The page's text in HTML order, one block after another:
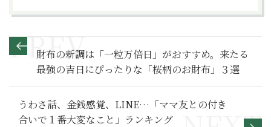
財布の新調は「一粒万倍日」がおすすめ。来たる
最強の吉日にぴったりな「桜柄のお財布」３選
うわさ話、金銭感覚、LINE…「ママ友との付き
合いで１番大変なこと」ランキング